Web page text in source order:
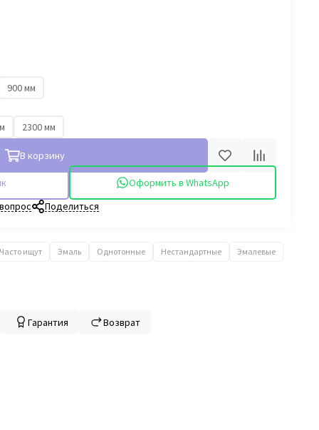
900 мм
2300 мм
В корзину
Оформить в WhatsApp
Поделиться
Часто ищут Эмаль Однотонные Нестандартные
Эмалевые
Гарантия Возврат